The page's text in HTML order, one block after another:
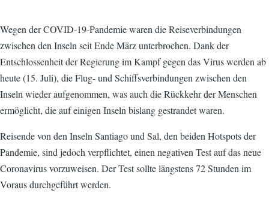
Wegen der COVID-19-Pandemie waren die Reiseverbindungen
zwischen den Inseln seit Ende März unterbrochen. Dank der
Entschlossenheit der Regierung im Kampf gegen das Virus werden ab
heute (15. Juli), die Flug- und Schiffsverbindungen zwischen den
Inseln wieder aufgenommen, was auch die Rückkehr der Menschen
ermöglicht, die auf einigen Inseln bislang gestrandet waren.
Reisende von den Inseln Santiago und Sal, den beiden Hotspots der
Pandemie, sind jedoch verpflichtet, einen negativen Test auf das neue
Coronavirus vorzuweisen. Der Test sollte längstens 72 Stunden im
Voraus durchgeführt werden.